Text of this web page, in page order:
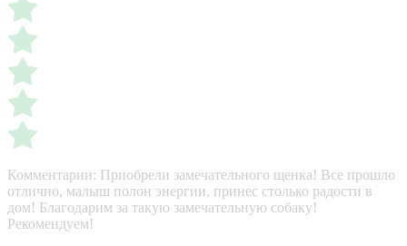
Комментарии: Приобрели замечательного щенка! Все прошло
отлично, малыш полон энергии, принес столько радости в
дом! Благодарим за такую замечательную собаку!
Рекомендуем!